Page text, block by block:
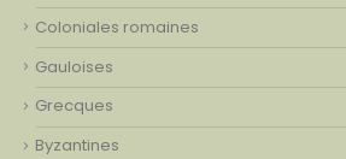
Coloniales romaines
Gauloises
Grecques
Byzantines